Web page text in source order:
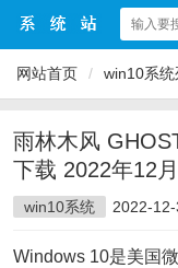
网站首页 / win10系统
雨林木风
下载 2022年12
win10系统 2022-
Windows 10是美国